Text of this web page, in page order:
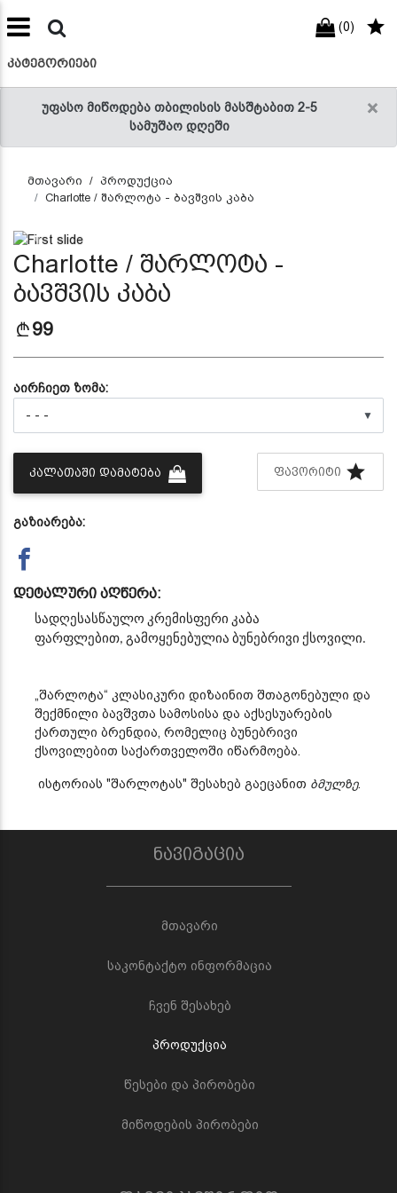
×
უფასო მიწოდება თბილისის მასშტაბით 2-5
სამუშაო დღეში
(0)
ᲙᲐᲢᲔᲒᲝᲠᲘᲔᲑᲘ
მთავარი
პროდუქცია
Charlotte / შარლოტა - ბავშვის კაბა
Previous
Charlotte / შარლოტა -
ბავშვის კაბა
99
აირჩიეთ ზომა:
▼
ᲙᲐᲚᲐᲗᲐᲨᲘ ᲓᲐᲛᲐᲢᲔᲑᲐ ᲤᲐᲕᲝᲠᲘᲢᲘ
გაზიარება:
დეტალური აღწერა:
სადღესასწაულო კრემისფერი კაბა
ფარფლებით, გამოყენებულია ბუნებრივი ქსოვილი.
„შარლოტა“ კლასიკური დიზაინით შთაგონებული და
შექმნილი ბავშვთა სამოსისა და აქსესუარების
ქართული ბრენდია, რომელიც ბუნებრივი
ქსოვილებით საქართველოში იწარმოება.
ისტორიას "შარლოტას" შესახებ გაეცანით ბმულზე.
ნავიგაცია
მთავარი
საკონტაქტო ინფორმაცია
ჩვენ შესახებ
პროდუქცია
წესები და პირობები
მიწოდების პირობები